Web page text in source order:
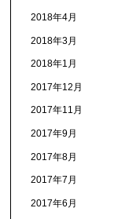
2018年4月
2018年3月
2018年1月
2017年12月
2017年11月
2017年9月
2017年8月
2017年7月
2017年6月